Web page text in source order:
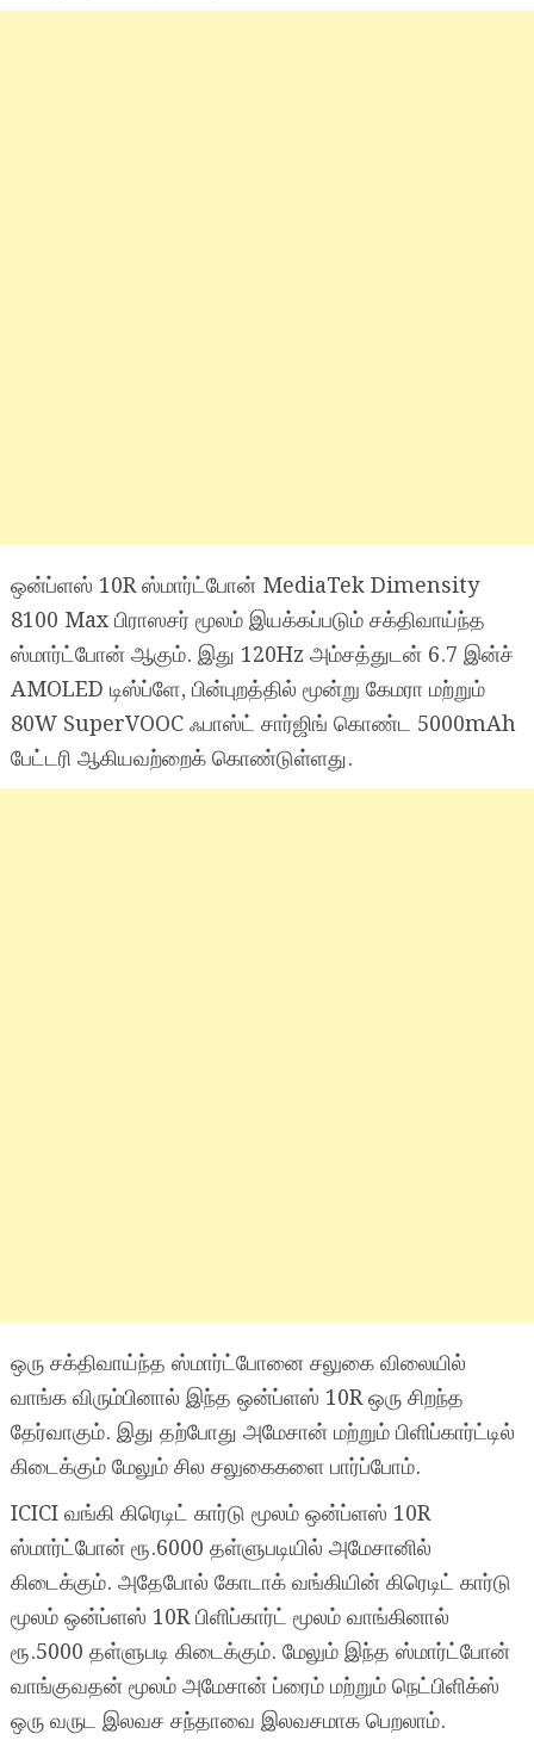
ஒன்ப்ளஸ் 10R ஸ்மார்ட்போன் MediaTek Dimensity
8100 Max பிராஸசர் மூலம் இயக்கப்படும் சக்திவாய்ந்த
ஸ்மார்ட்போன் ஆகும். இது 120Hz அம்சத்துடன் 6.7 இன்ச்
AMOLED டிஸ்ப்ளே, பின்புறத்தில் மூன்று கேமரா மற்றும்
80W SuperVOOC ஃபாஸ்ட் சார்ஜிங் கொண்ட 5000mAh
பேட்டரி ஆகியவற்றைக் கொண்டுள்ளது.
ஒரு சக்திவாய்ந்த ஸ்மார்ட்போனை சலுகை விலையில்
வாங்க விரும்பினால் இந்த ஒன்ப்ளஸ் 10R ஒரு சிறந்த
தேர்வாகும். இது தற்போது அமேசான் மற்றும் பிளிப்கார்ட்டில்
கிடைக்கும் மேலும் சில சலுகைகளை பார்ப்போம்.
ICICI வங்கி கிரெடிட் கார்டு மூலம் ஒன்ப்ளஸ் 10R
ஸ்மார்ட்போன் ரூ.6000 தள்ளுபடியில் அமேசானில்
கிடைக்கும். அதேபோல் கோடாக் வங்கியின் கிரெடிட் கார்டு
மூலம் ஒன்ப்ளஸ் 10R பிளிப்கார்ட் மூலம் வாங்கினால்
ரூ.5000 தள்ளுபடி கிடைக்கும். மேலும் இந்த ஸ்மார்ட்போன்
வாங்குவதன் மூலம் அமேசான் ப்ரைம் மற்றும் நெட்பிளிக்ஸ்
ஒரு வருட இலவச சந்தாவை இலவசமாக பெறலாம்.